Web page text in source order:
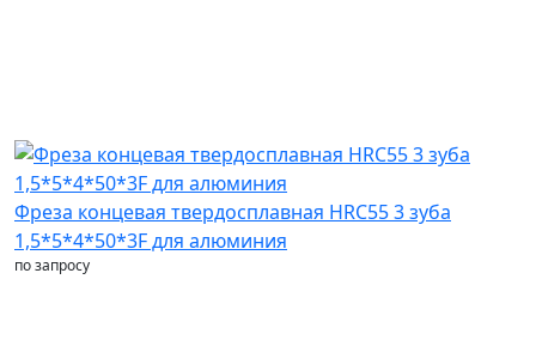
Фреза концевая твердосплавная HRC55 3 зуба
1,5*5*4*50*3F для алюминия
по запросу